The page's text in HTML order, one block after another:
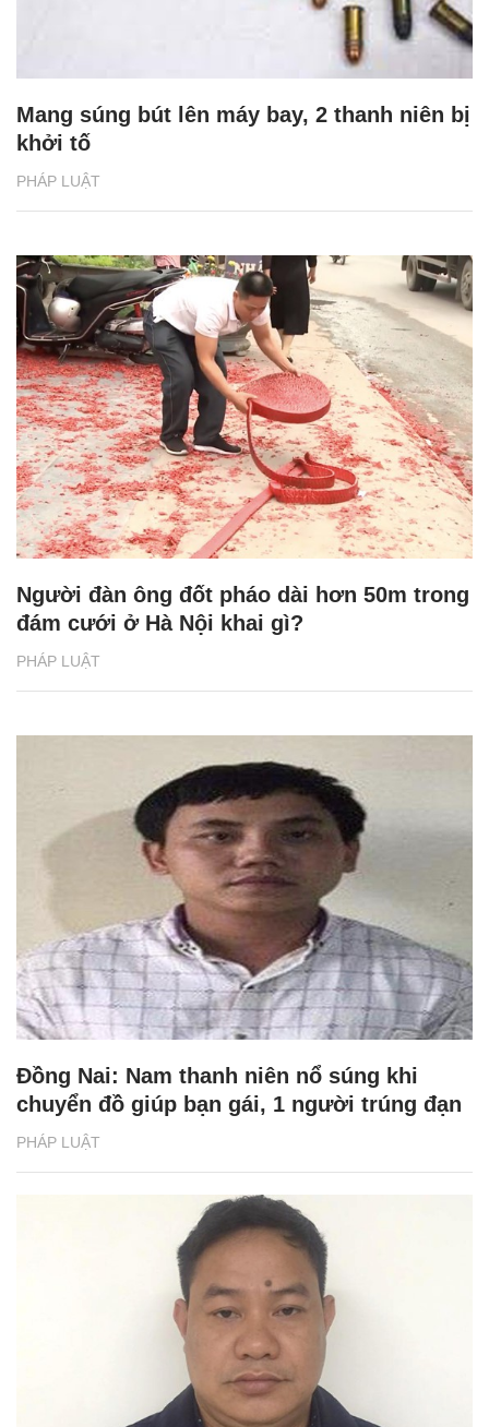
PHÁP LUẬT
Mang súng bút lên máy bay, 2 thanh niên bị
khởi tố
PHÁP LUẬT
Người đàn ông đốt pháo dài hơn 50m trong
đám cưới ở Hà Nội khai gì?
PHÁP LUẬT
Đồng Nai: Nam thanh niên nổ súng khi
chuyển đồ giúp bạn gái, 1 người trúng đạn